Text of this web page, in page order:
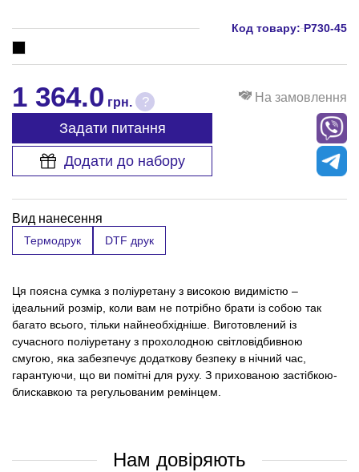
Код товару: P730-45
1 364.0 грн. ? На замовлення
Задати питання
Додати до набору
Вид нанесення
Термодрук DTF друк
Ця поясна сумка з поліуретану з високою видимістю –
ідеальний розмір, коли вам не потрібно брати із собою так
багато всього, тільки найнеобхідніше. Виготовлений із
сучасного поліуретану з прохолодною світловідбивною
смугою, яка забезпечує додаткову безпеку в нічний час,
гарантуючи, що ви помітні для руху. З прихованою застібкою-
блискавкою та регульованим ремінцем.
Нам довіряють